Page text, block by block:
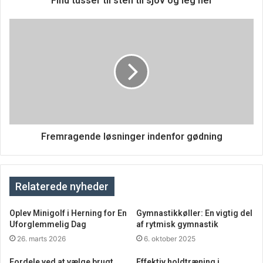
Fremragende løsninger indenfor gødning
Relaterede nyheder
Oplev Minigolf i Herning for En
Uforglemmelig Dag
26. marts 2026
Gymnastikkøller: En vigtig del
af rytmisk gymnastik
6. oktober 2025